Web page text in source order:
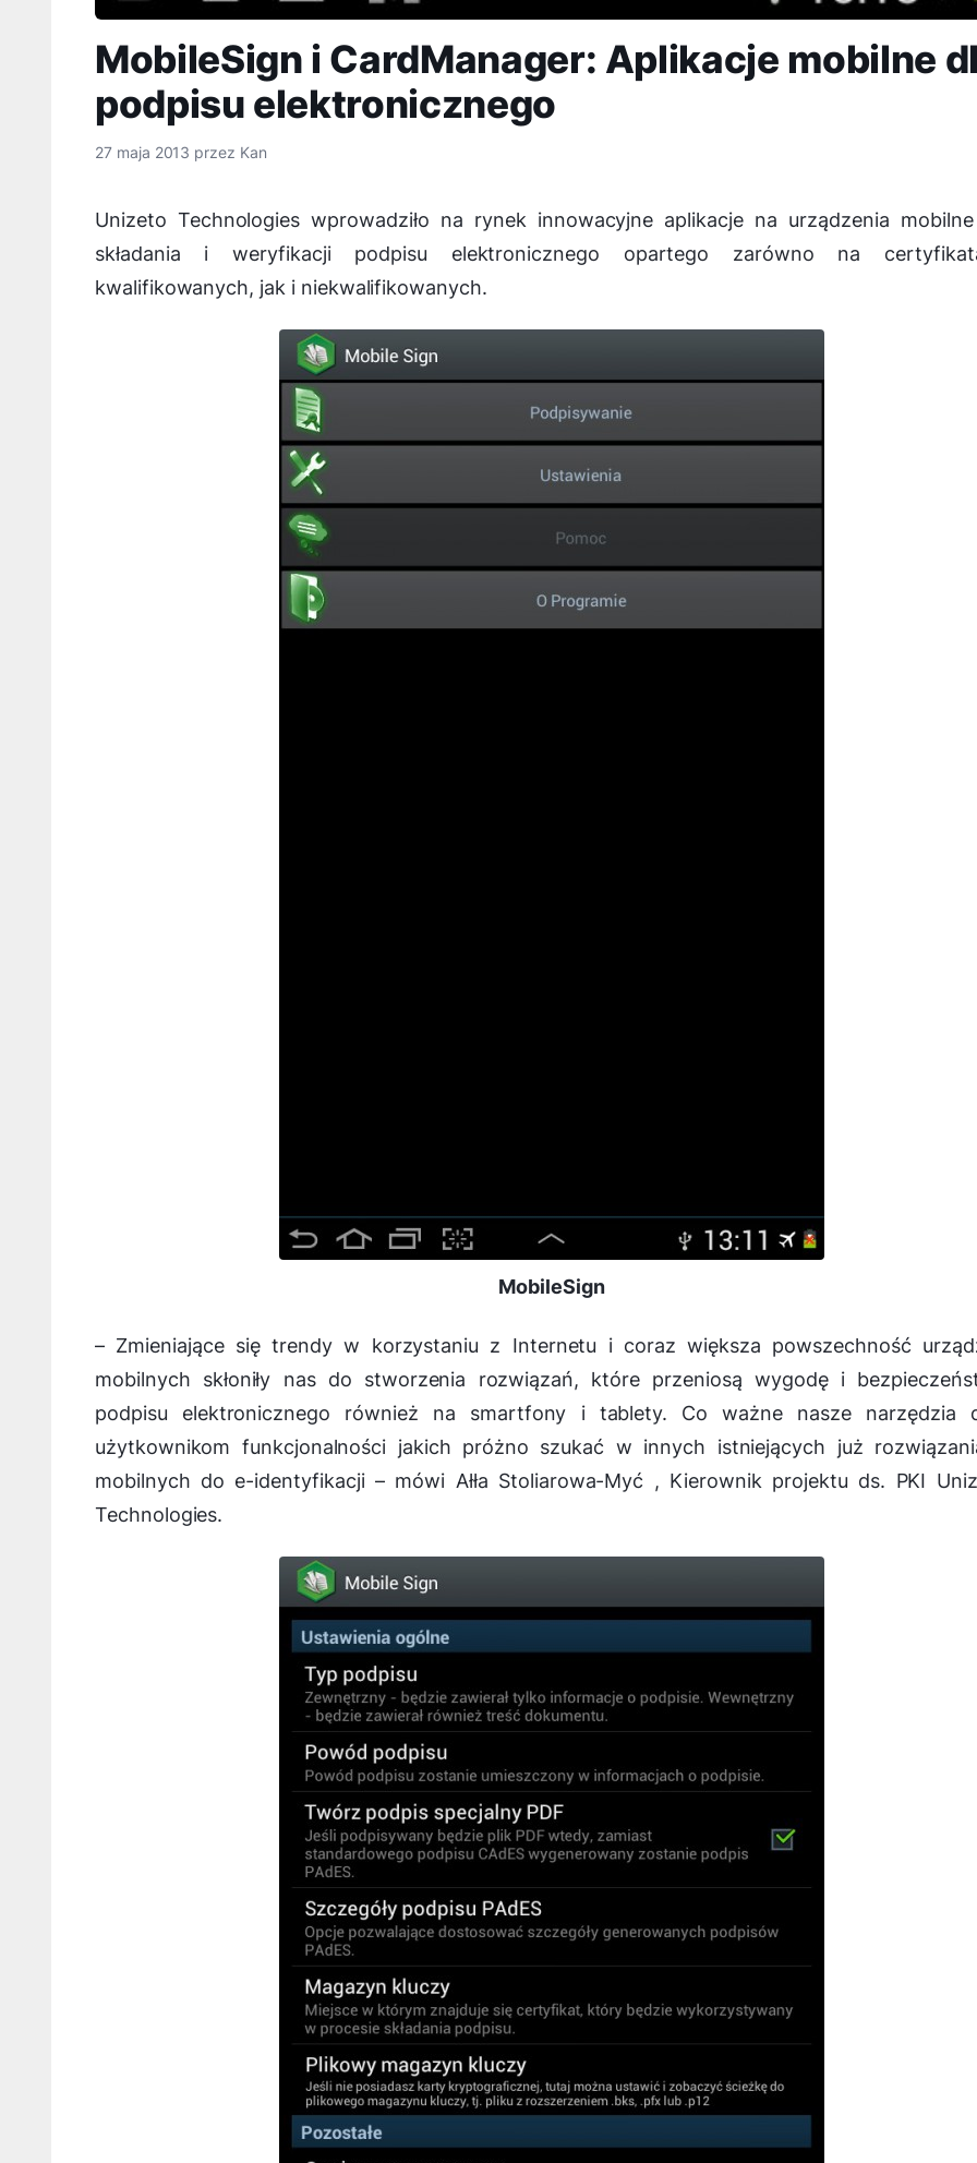
MobileSign i CardManager: Aplikacje mobilne
podpisu elektronicznego
27 maja 2013 przez Kan
Unizeto Technologies wprowadziło na rynek innowacyjne aplikacje na urządzenia
składania i weryfikacji podpisu elektronicznego opartego zarówno na
kwalifikowanych, jak i niekwalifikowanych.
MobileSign
– Zmieniające się trendy w korzystaniu z Internetu i coraz większa powszechność
mobilnych skłoniły nas do stworzenia rozwiązań, które przeniosą wygodę i
podpisu elektronicznego również na smartfony i tablety. Co ważne nasze narzędzia
użytkownikom funkcjonalności jakich próżno szukać w innych istniejących już
mobilnych do e-identyfikacji– mówi Ałła Stoliarowa-Myć , Kierownik projektu ds. PKI
Technologies.